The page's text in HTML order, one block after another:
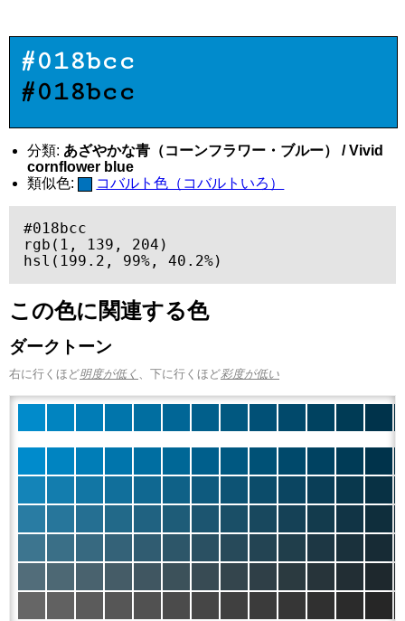
#018bcc
#018bcc
分類: あざやかな青（コーンフラワー・ブルー） / Vivid
cornflower blue
類似色:
コバルト色（コバルトいろ）
#018bcc
rgb(1, 139, 204)
hsl(199.2, 99%, 40.2%)
この色に関連する色
ダークトーン
右に行くほど明度が低く 、下に行くほど彩度が低い